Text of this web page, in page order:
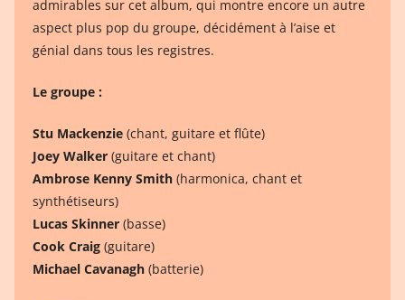
admirables sur cet album, qui montre encore un autre
aspect plus pop du groupe, décidément à l’aise et
génial dans tous les registres.
Le groupe :
Stu Mackenzie (chant, guitare et flûte)
Joey Walker (guitare et chant)
Ambrose Kenny Smith (harmonica, chant et
synthétiseurs)
Lucas Skinner (basse)
Cook Craig (guitare)
Michael Cavanagh (batterie)